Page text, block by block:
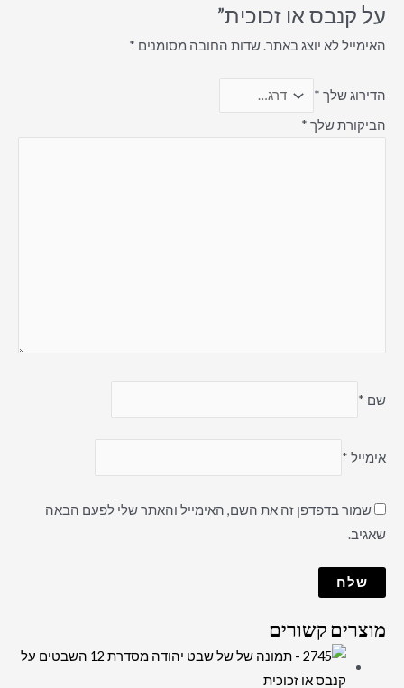
על קנבס או זכוכית”
האימייל לא יוצג באתר.שדות החובה מסומנים *
הדירוג שלך *
הביקורת שלך *
שם *
אימייל *
שמור בדפדפן זה את השם, האימייל והאתר שלי לפעם הבאה
שאגיב.
מוצרים קשורים